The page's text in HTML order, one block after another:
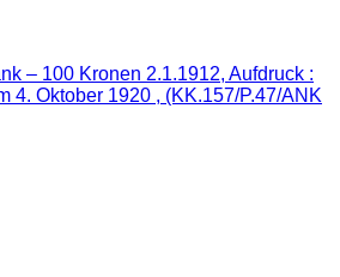
– 100 Kronen 2.1.1912, Aufdruck :
4. Oktober 1920 , (KK.157/P.47/ANK